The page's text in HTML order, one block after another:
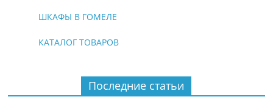
ШКАФЫ В ГОМЕЛЕ
КАТАЛОГ ТОВАРОВ
Последние статьи